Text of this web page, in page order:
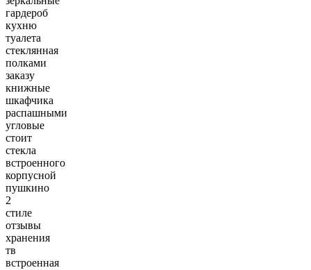
гардероб
кухню
туалета
стеклянная
полками
заказу
книжные
шкафчика
распашными
угловые
стоит
стекла
встроенного
корпусной
пушкино
2
стиле
отзывы
хранения
тв
встроенная